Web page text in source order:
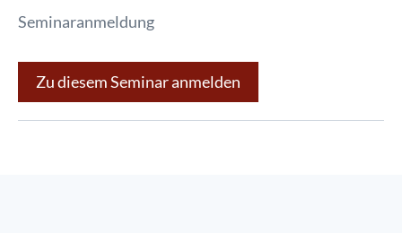
Seminaranmeldung
Zu diesem Seminar anmelden